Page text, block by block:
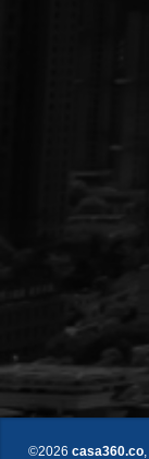
©2026 casa360.co